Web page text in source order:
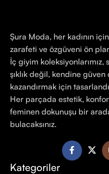
Şura Moda, her kadının
zarafeti ve özgüveni ön
İç giyim koleksiyonlarımız,
şıklık değil, kendine güven
kazandırmak için
Her parçada estetik,
feminen dokunuşu bir
bulacaksınız.
Kategoriler